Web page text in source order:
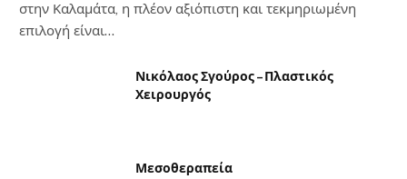
στην Καλαμάτα, η πλέον αξιόπιστη και τεκμηριωμένη
επιλογή είναι…
Νικόλαος Σγούρος – Πλαστικός
Χειρουργός
Μεσοθεραπεία